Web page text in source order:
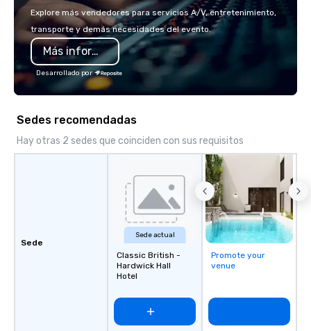
Explore más vendedores para servicios A/V, entretenimiento,
transporte y demás necesidades del evento.
Más información
Desarrollado por
Sedes recomendadas
Hay otras 2 sedes que coinciden con sus requisitos
Sede
Sede actual
Classic British -
Hardwick Hall
Hotel
Promote your
venue